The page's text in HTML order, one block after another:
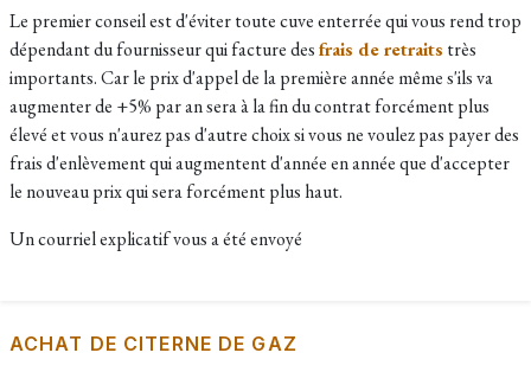
Le premier conseil est d'éviter toute cuve enterrée qui vous rend trop
dépendant du fournisseur qui facture desfrais de retraits très
importants. Car le prix d'appel de la première année même s'ils va
augmenter de +5% par an sera à la fin du contrat forcément plus
élevé et vous n'aurez pas d'autre choix si vous ne voulez pas payer des
frais d'enlèvement qui augmentent d'année en année que d'accepter
le nouveau prix qui sera forcément plus haut.
Un courriel explicatif vous a été envoyé
ACHAT DE CITERNE DE GAZ